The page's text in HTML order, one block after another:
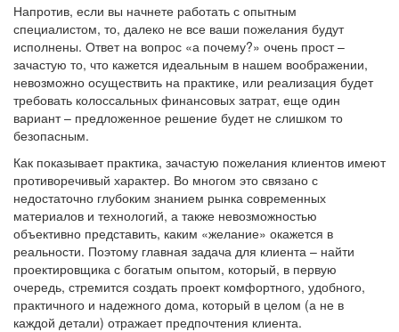
Напротив, если вы начнете работать с опытным
специалистом, то, далеко не все ваши пожелания будут
исполнены. Ответ на вопрос «а почему?» очень прост –
зачастую то, что кажется идеальным в нашем воображении,
невозможно осуществить на практике, или реализация будет
требовать колоссальных финансовых затрат, еще один
вариант – предложенное решение будет не слишком то
безопасным.
Как показывает практика, зачастую пожелания клиентов имеют
противоречивый характер. Во многом это связано с
недостаточно глубоким знанием рынка современных
материалов и технологий, а также невозможностью
объективно представить, каким «желание» окажется в
реальности. Поэтому главная задача для клиента – найти
проектировщика с богатым опытом, который, в первую
очередь, стремится создать проект комфортного, удобного,
практичного и надежного дома, который в целом (а не в
каждой детали) отражает предпочтения клиента.